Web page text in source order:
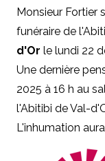
Monsieur Fortier
funéraire de
d'Or le lundi 22
Une dernière
2025 à 16 h au
l'Abitibi de Val-
L'inhumation